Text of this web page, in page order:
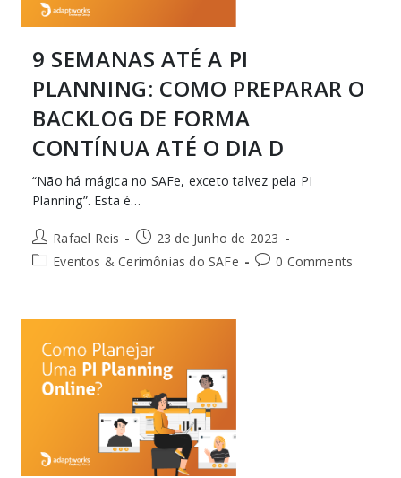
9 SEMANAS ATÉ A PI
PLANNING: COMO PREPARAR O
BACKLOG DE FORMA
CONTÍNUA ATÉ O DIA D
“Não há mágica no SAFe, exceto talvez pela PI
Planning”. Esta é…
Rafael Reis
23 de Junho de 2023
Eventos & Cerimônias do SAFe
0 Comments